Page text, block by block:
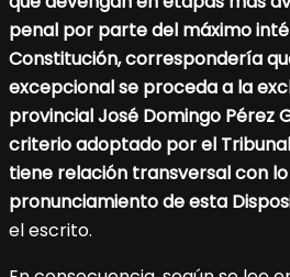
penal por parte del máximo
Constitución, correspondería
excepcional se proceda a la
provincial José Domingo Pérez
criterio adoptado por el
tiene relación transversal con
pronunciamiento de esta
el escrito.